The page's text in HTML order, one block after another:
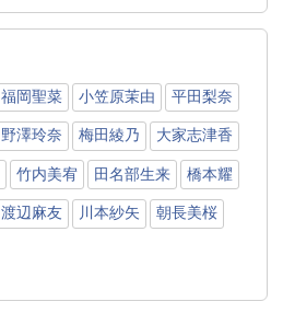
福岡聖菜 小笠原茉由 平田梨奈
野澤玲奈 梅田綾乃 大家志津香
竹内美宥 田名部生来 橋本耀
渡辺麻友 川本紗矢 朝長美桜